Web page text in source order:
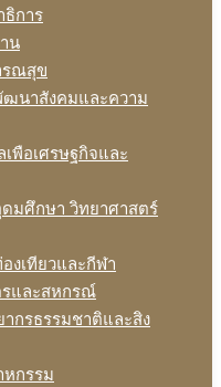
ธิการ
น
รณสุข
ฒนาสังคมและความ
พือเศรษฐกิจและ
ดมศึกษา วิทยาศาสตร์
งเทียวและกีฬา
รและสหกรณ์
ากรธรรมชาติและสิง
หกรรม